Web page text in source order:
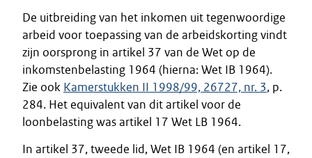
De uitbreiding van het inkomen uit tegenwoordige
arbeid voor toepassing van de arbeidskorting vindt
zijn oorsprong in artikel 37 van de Wet op de
inkomstenbelasting 1964 (hierna: Wet IB 1964).
Zie ook Kamerstukken II 1998/99, 26727, nr. 3, p.
284. Het equivalent van dit artikel voor de
loonbelasting was artikel 17 Wet LB 1964.
In artikel 37, tweede lid, Wet IB 1964 (en artikel 17,